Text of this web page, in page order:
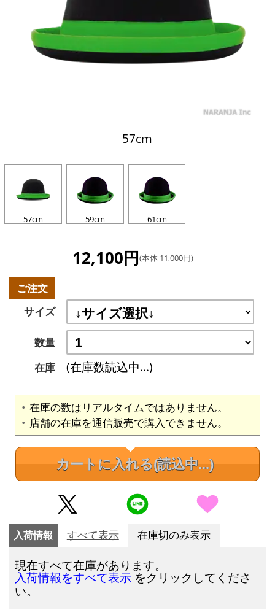
57cm
57cm 59cm 61cm
12,100円(本体 11,000円)
ご注文
サイズ
数量
在庫
(在庫数読込中...)
在庫の数はリアルタイムではありません。
店舗の在庫を通信販売で購入できません。
カートに入れる(読込中...)
入荷情報 すべて表示 在庫切のみ表示
現在すべて在庫があります。
入荷情報をすべて表示 をクリックしてくださ
い。